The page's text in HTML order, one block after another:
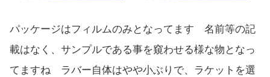
パッケージはフィルムのみとなってます 名前等の記
載はなく、サンプルである事を窺わせる様な物となっ
てますね ラバー自体はやや小ぶりで、ラケットを選